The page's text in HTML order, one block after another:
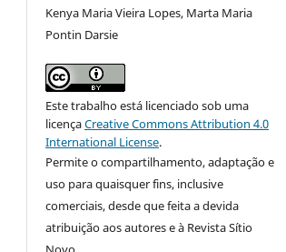
Kenya Maria Vieira Lopes, Marta Maria
Pontin Darsie
Este trabalho está licenciado sob uma
licençaCreative Commons Attribution 4.0
International License.
Permite o compartilhamento, adaptação e
uso para quaisquer fins, inclusive
comerciais, desde que feita a devida
atribuição aos autores e à Revista Sítio